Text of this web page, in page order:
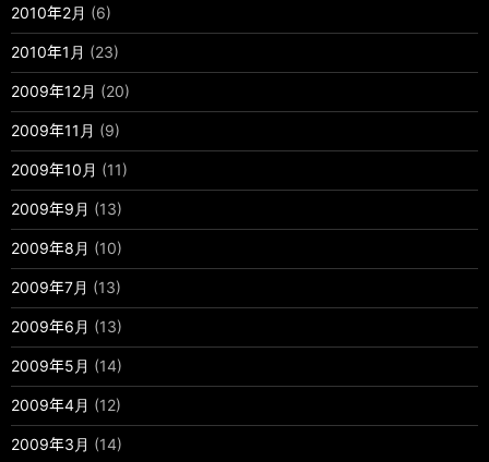
2010年2月 (6)
2010年1月 (23)
2009年12月 (20)
2009年11月 (9)
2009年10月 (11)
2009年9月 (13)
2009年8月 (10)
2009年7月 (13)
2009年6月 (13)
2009年5月 (14)
2009年4月 (12)
2009年3月 (14)